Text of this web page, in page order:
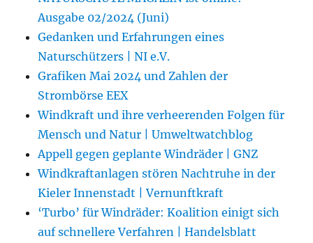
Ausgabe 02/2024 (Juni)
Gedanken und Erfahrungen eines
Naturschützers | NI e.V.
Grafiken Mai 2024 und Zahlen der
Strombörse EEX
Windkraft und ihre verheerenden Folgen für
Mensch und Natur | Umweltwatchblog
Appell gegen geplante Windräder | GNZ
Windkraftanlagen stören Nachtruhe in der
Kieler Innenstadt | Vernunftkraft
‘Turbo’ für Windräder: Koalition einigt sich
auf schnellere Verfahren | Handelsblatt